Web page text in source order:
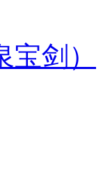
剑）